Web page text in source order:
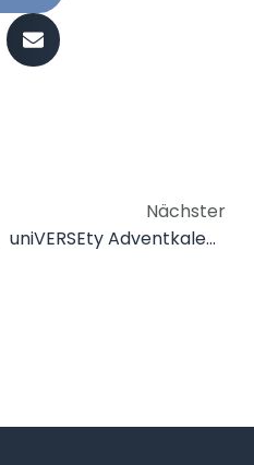
Nächster
uniVERSEty Adventkalender 2025 – Tag 17